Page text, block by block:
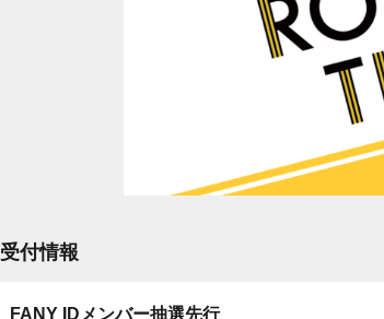
受付情報
FANY IDメンバー抽選先行